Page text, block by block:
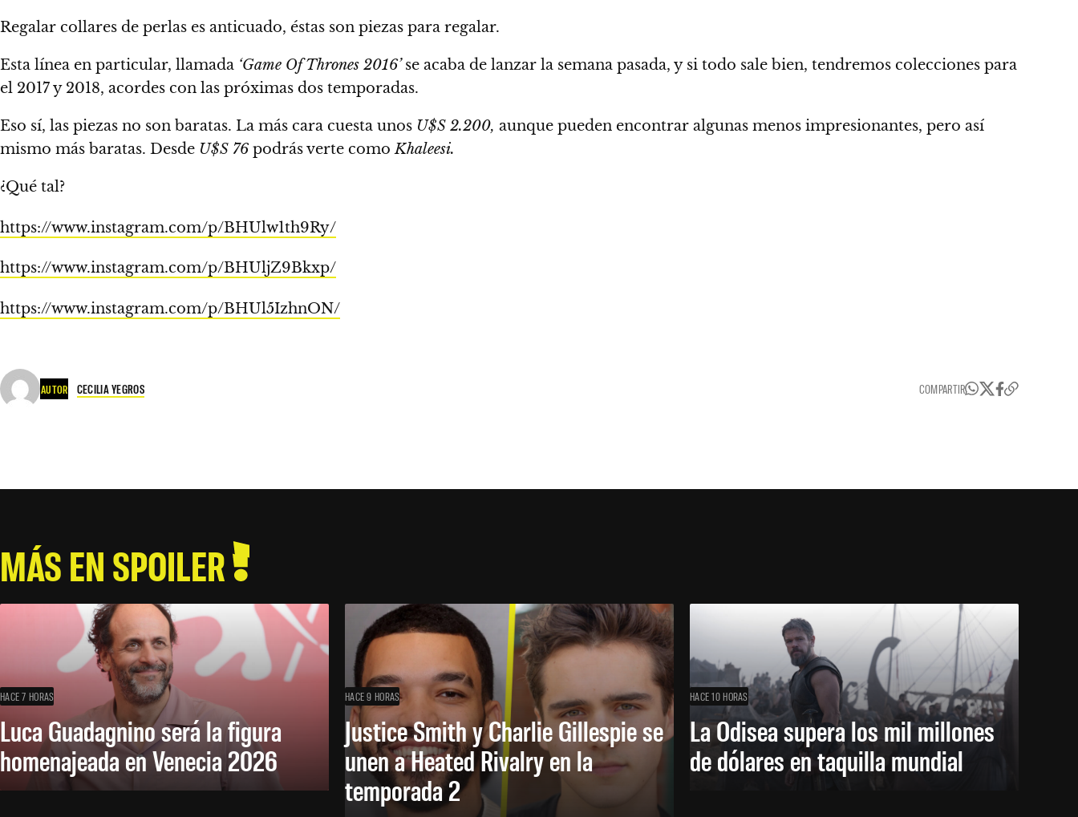
Regalar collares de perlas es anticuado, éstas son piezas para regalar.
Esta línea en particular, llamada ‘Game Of Thrones 2016’se acaba de lanzar la semana pasada, y si todo sale bien, tendremos colecciones para
el 2017 y 2018, acordes con las próximas dos temporadas.
Eso sí, las piezas no son baratas. La más cara cuesta unos U$S 2.200, aunque pueden encontrar algunas menos impresionantes, pero así
mismo más baratas. Desde U$S 76podrás verte comoKhaleesi.
¿Qué tal?
https://www.instagram.com/p/BHUlw1th9Ry/
https://www.instagram.com/p/BHUljZ9Bkxp/
https://www.instagram.com/p/BHUl5IzhnON/
AUTOR CECILIA YEGROS COMPARTIR
MÁS EN SPOILER
HACE 7 HORAS
Luca Guadagnino será la figura
homenajeada en Venecia 2026
HACE 9 HORAS
Justice Smith y Charlie Gillespie se
unen a Heated Rivalry en la
temporada 2
HACE 10 HORAS
La Odisea supera los mil millones
de dólares en taquilla mundial